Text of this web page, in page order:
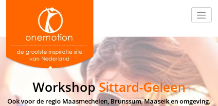
WorkshopSittard-Geleen
Ook voor de regio Maasmechelen, Brunssum, Maaseik en omgeving.